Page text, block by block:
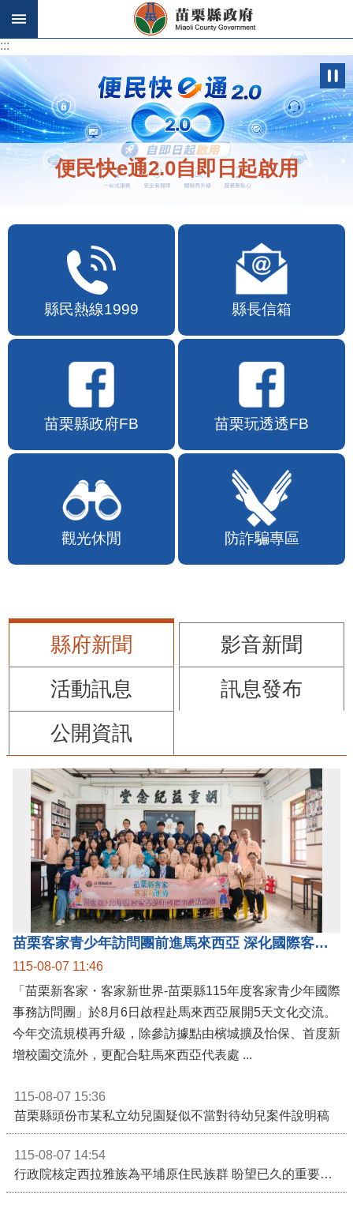
跳到主要內容區塊
:::
:::
便民快e通2.0自即日起啟用
縣民熱線1999 縣長信箱
苗栗縣政府FB 苗栗玩透透FB
觀光休閒 防詐騙專區
縣府新聞
影音新聞
活動訊息
訊息發布
公開資訊
苗栗客家青少年訪問團前進馬來西亞 深化國際客家文化交流
115-08-07 11:46
「苗栗新客家・客家新世界-苗栗縣115年度客家青少年國際
事務訪問團」於8月6日啟程赴馬來西亞展開5天文化交流。
今年交流規模再升級，除參訪據點由檳城擴及怡保、首度新
增校園交流外，更配合駐馬來西亞代表處 ...
115-08-07 15:36
苗栗縣頭份市某私立幼兒園疑似不當對待幼兒案件說明稿
115-08-07 14:54
行政院核定西拉雅族為平埔原住民族群 盼望已久的重要時刻到來！8月13日起受理民族成員名冊登記